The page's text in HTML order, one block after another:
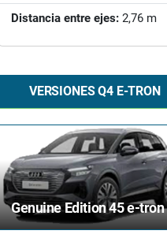
Distancia entre ejes: 2,76 m
VERSIONES Q4 E-TRON
Genuine Edition 45 e-tron